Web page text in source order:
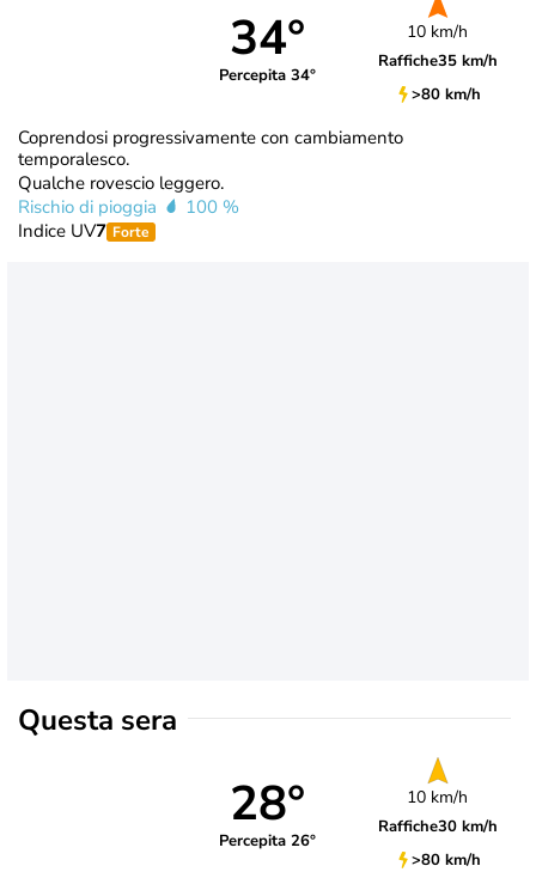
34°
Percepita 34°
10 km/h
Raffiche35 km/h
>80 km/h
Coprendosi progressivamente con cambiamento
temporalesco.
Qualche rovescio leggero.
Rischio di pioggia
100 %
Indice UV7 Forte
Questa sera
28°
Percepita 26°
10 km/h
Raffiche30 km/h
>80 km/h